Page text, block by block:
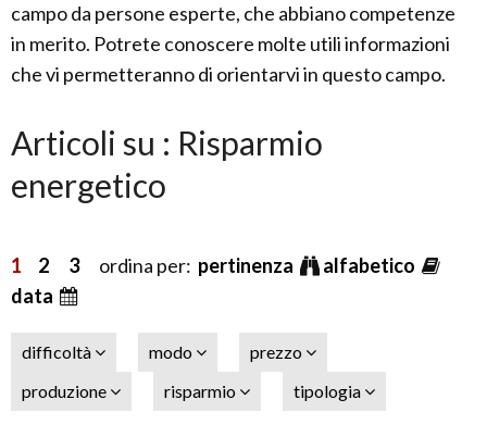
campo da persone esperte, che abbiano competenze
in merito. Potrete conoscere molte utili informazioni
che vi permetteranno di orientarvi in questo campo.
Articoli su : Risparmio
energetico
1 2 3ordina per: pertinenza
alfabetico
data
difficoltà modo
prezzo
produzione
risparmio tipologia